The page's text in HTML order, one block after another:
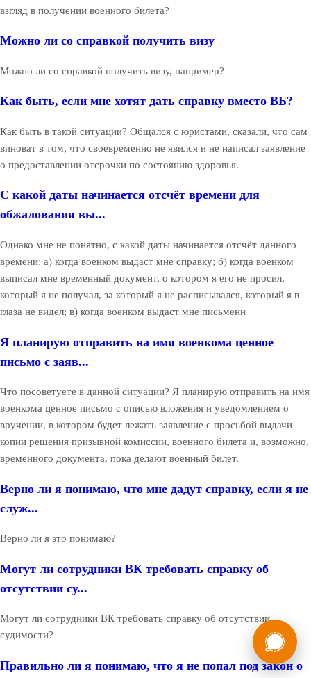
взгляд в получении военного билета?
Можно ли со справкой получить визу
Можно ли со справкой получить визу, например?
Как быть, если мне хотят дать справку вместо ВБ?
Как быть в такой ситуации? Общался с юристами, сказали, что сам
виноват в том, что своевременно не явился и не написал заявление
о предоставлении отсрочки по состоянию здоровья.
С какой даты начинается отсчёт времени для
обжалования вы...
Однако мне не понятно, с какой даты начинается отсчёт данного
времени: а) когда военком выдаст мне справку; б) когда военком
выписал мне временный документ, о котором я его не просил,
который я не получал, за который я не расписывался, который я в
глаза не видел; в) когда военком выдаст мне письменн
Я планирую отправить на имя военкома ценное
письмо с заяв...
Что посоветуете в данной ситуации? Я планирую отправить на имя
военкома ценное письмо с описью вложения и уведомлением о
вручении, в котором будет лежать заявление с просьбой выдачи
копии решения призывной комиссии, военного билета и, возможно,
временного документа, пока делают военный билет.
Верно ли я понимаю, что мне дадут справку, если я не
служ...
Верно ли я это понимаю?
Могут ли сотрудники ВК требовать справку об
отсутствии су...
Могут ли сотрудники ВК требовать справку об отсутствии
судимости?
Правильно ли я понимаю, что я не попал под закон о
Мы в России
консультация